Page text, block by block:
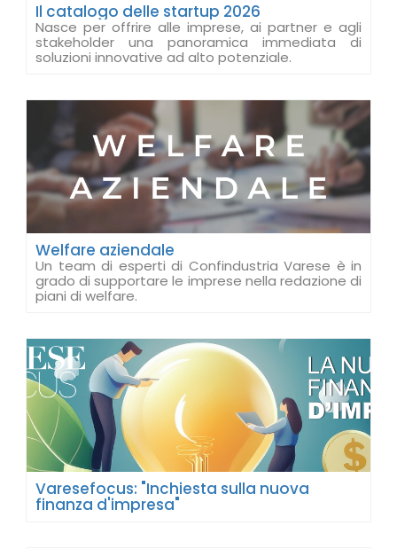
Il catalogo delle startup 2026
Nasce per offrire alle imprese, ai partner e agli
stakeholder una panoramica immediata di
soluzioni innovative ad alto potenziale.
Welfare aziendale
Un team di esperti di Confindustria Varese è in
grado di supportare le imprese nella redazione di
piani di welfare.
Varesefocus: "Inchiesta sulla nuova
finanza d'impresa"